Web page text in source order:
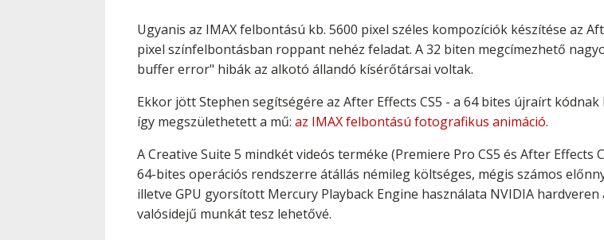
Ugyanis az IMAX felbontású kb. 5600 pixel széles kompozíciók készítése az
pixel színfelbontásban roppant nehéz feladat. A 32 biten megcímezhető
buffer error" hibák az alkotó állandó kísérőtársai voltak.
Ekkor jött Stephen segítségére az After Effects CS5 - a 64 bites újraírt
így megszülethetett a mű: az IMAX felbontású fotografikus animáció.
A Creative Suite 5 mindkét videós terméke (Premiere Pro CS5 és After Effects
64-bites operációs rendszerre átállás némileg költséges, mégis számos
illetve GPU gyorsított Mercury Playback Engine használata NVIDIA
valósidejű munkát tesz lehetővé.